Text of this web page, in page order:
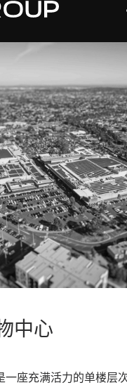
中心
一座充满活力的单楼层